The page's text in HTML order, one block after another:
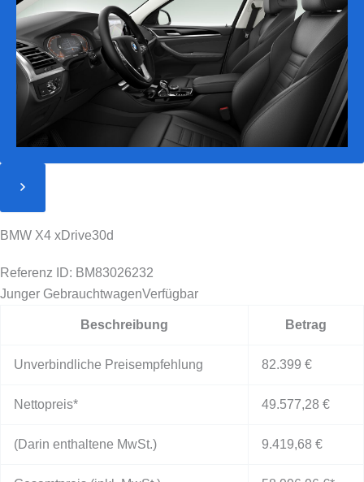
BMW X4 xDrive30d
Referenz ID: BM83026232
Junger GebrauchtwagenVerfügbar
Beschreibung Betrag
Unverbindliche Preisempfehlung 82.399 €
Nettopreis* 49.577,28 €
(Darin enthaltene MwSt.) 9.419,68 €